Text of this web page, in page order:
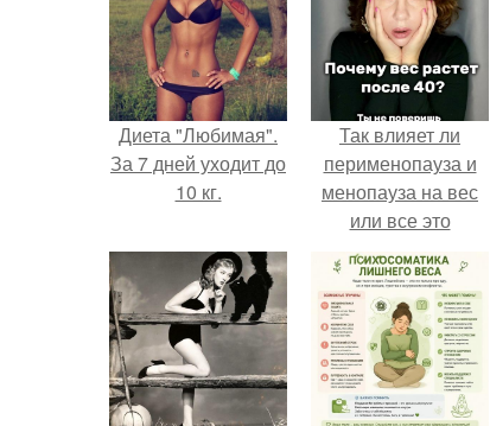
Диета "Любимая".
За 7 дней уходит до
10 кг.
Так влияет ли
перименопауза и
менопауза на вес
или все это
ерунда?